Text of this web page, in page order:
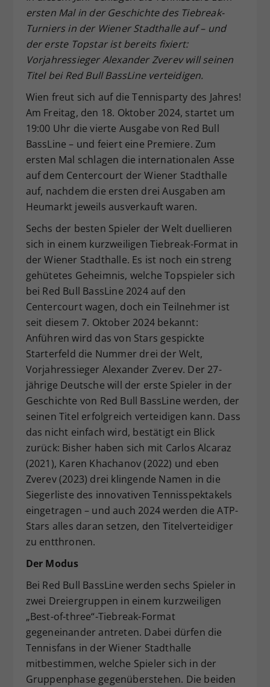
ersten Mal in der Geschichte des Tiebreak-
Turniers in der Wiener Stadthalle auf – und
der erste Topstar ist bereits fixiert:
Vorjahressieger Alexander Zverev will seinen
Titel bei Red Bull BassLine verteidigen.
Wien freut sich auf die Tennisparty des Jahres!
Am Freitag, den 18. Oktober 2024, startet um
19:00 Uhr die vierte Ausgabe von Red Bull
BassLine – und feiert eine Premiere. Zum
ersten Mal schlagen die internationalen Asse
auf dem Centercourt der Wiener Stadthalle
auf, nachdem die ersten drei Ausgaben am
Heumarkt jeweils ausverkauft waren.
Sechs der besten Spieler der Welt duellieren
sich in einem kurzweiligen Tiebreak-Format in
der Wiener Stadthalle. Es ist noch ein streng
gehütetes Geheimnis, welche Topspieler sich
bei Red Bull BassLine 2024 auf den
Centercourt wagen, doch ein Teilnehmer ist
seit diesem 7. Oktober 2024 bekannt:
Anführen wird das von Stars gespickte
Starterfeld die Nummer drei der Welt,
Vorjahressieger Alexander Zverev. Der 27-
jährige Deutsche will der erste Spieler in der
Geschichte von Red Bull BassLine werden, der
seinen Titel erfolgreich verteidigen kann. Dass
das nicht einfach wird, bestätigt ein Blick
zurück: Bisher haben sich mit Carlos Alcaraz
(2021), Karen Khachanov (2022) und eben
Zverev (2023) drei klingende Namen in die
Siegerliste des innovativen Tennisspektakels
eingetragen – und auch 2024 werden die ATP-
Stars alles daran setzen, den Titelverteidiger
zu entthronen.
Der Modus
Bei Red Bull BassLine werden sechs Spieler in
zwei Dreiergruppen in einem kurzweiligen
„Best-of-three“-Tiebreak-Format
gegeneinander antreten. Dabei dürfen die
Tennisfans in der Wiener Stadthalle
mitbestimmen, welche Spieler sich in der
Gruppenphase gegenüberstehen. Die beiden
Zweck
Dieser Wert speichert Ihre Consent-
Einstellungen. Unter anderem eine
zufällig generierte ID, für die
historische Speicherung Ihrer
vorgenommen Einstellungen, falls der
Webseiten-Betreiber dies eingestellt
hat.